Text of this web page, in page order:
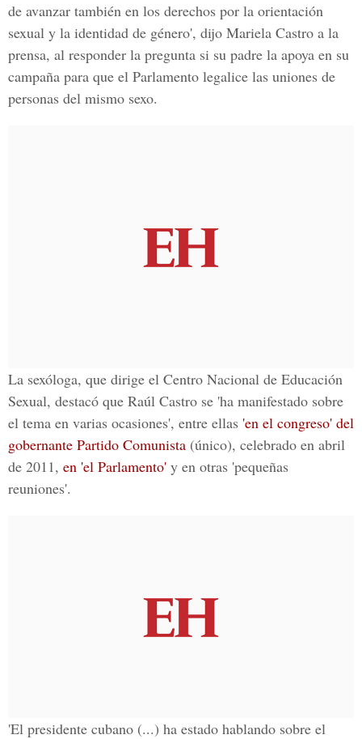
de avanzar también en los derechos por la orientación
sexual y la identidad de género', dijo Mariela Castro a la
prensa, al responder la pregunta si su padre la apoya en su
campaña para que el Parlamento legalice las uniones de
personas del mismo sexo.
La sexóloga, que dirige el Centro Nacional de Educación
Sexual, destacó que Raúl Castro se 'ha manifestado sobre
el tema en varias ocasiones', entre ellas 'en el congreso' del
gobernante Partido Comunista (único), celebrado en abril
de 2011, en 'el Parlamento' y en otras 'pequeñas
reuniones'.
'El presidente cubano (...) ha estado hablando sobre el